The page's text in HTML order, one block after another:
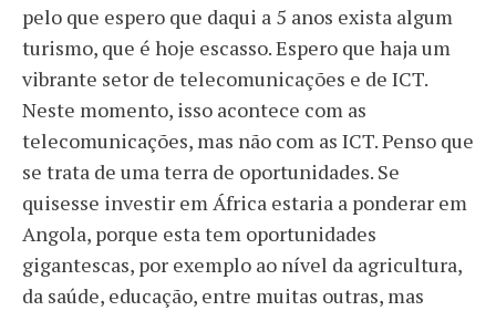
pelo que espero que daqui a 5 anos exista algum
turismo, que é hoje escasso. Espero que haja um
vibrante setor de telecomunicações e de ICT.
Neste momento, isso acontece com as
telecomunicações, mas não com as ICT. Penso que
se trata de uma terra de oportunidades. Se
quisesse investir em África estaria a ponderar em
Angola, porque esta tem oportunidades
gigantescas, por exemplo ao nível da agricultura,
da saúde, educação, entre muitas outras, mas